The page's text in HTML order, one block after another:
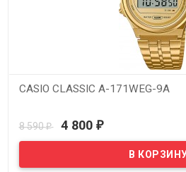
CASIO CLASSIC A-171WEG-9A
8 590₽ 4 800 ₽